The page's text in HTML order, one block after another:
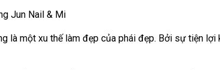
Jun Nail & Mi
là một xu thế làm đẹp của phái đẹp. Bởi sự tiện